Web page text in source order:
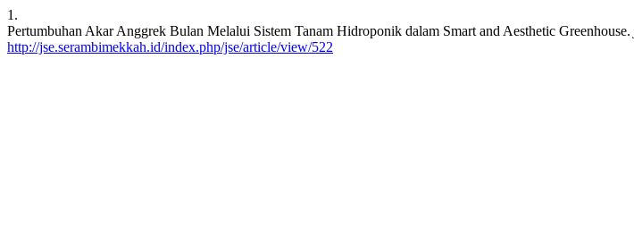
1.
Pertumbuhan Akar Anggrek Bulan Melalui Sistem Tanam Hidroponik dalam Smart and Aesthetic Greenhouse.
http://jse.serambimekkah.id/index.php/jse/article/view/522